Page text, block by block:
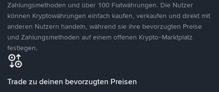
Zahlungsmethoden und über 100 Fiatwährungen. Die Nutzer
können Kryptowährungen einfach kaufen, verkaufen und direkt mit
anderen Nutzern handeln, während sie ihre bevorzugten Preise
und Zahlungsmethoden auf einem offenen Krypto-Marktplatz
festlegen.
Trade zu deinen bevorzugten Preisen